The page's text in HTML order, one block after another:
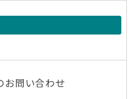
お問い合わせ